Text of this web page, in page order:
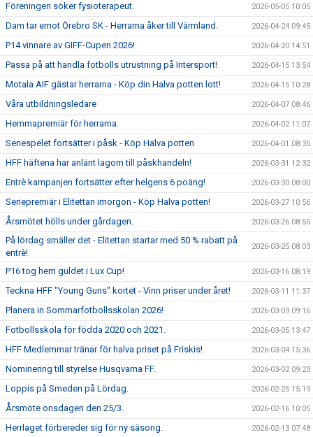
Föreningen söker fysioterapeut. 2026-05-05 10:05
Dam tar emot Örebro SK - Herrarna åker till Värmland. 2026-04-24 09:45
P14 vinnare av GIFF-Cupen 2026! 2026-04-20 14:51
Passa på att handla fotbolls utrustning på Intersport! 2026-04-15 13:54
Motala AIF gästar herrarna - Köp din Halva potten lott! 2026-04-15 10:28
Våra utbildningsledare 2026-04-07 08:46
Hemmapremiär för herrarna. 2026-04-02 11:07
Seriespelet fortsätter i påsk - Köp Halva potten 2026-04-01 08:35
HFF häftena har anlänt lagom till påskhandeln! 2026-03-31 12:32
Entrè kampanjen fortsätter efter helgens 6 poäng! 2026-03-30 08:00
Seriepremiär i Elitettan imorgon - Köp Halva potten! 2026-03-27 10:56
Årsmötet hölls under gårdagen. 2026-03-26 08:55
På lördag smäller det - Elitettan startar med 50 % rabatt på
entrè!
2026-03-25 08:03
P16 tog hem guldet i Lux Cup! 2026-03-16 08:19
Teckna HFF "Young Guns" kortet - Vinn priser under året! 2026-03-11 11:37
Planera in Sommarfotbollsskolan 2026! 2026-03-09 09:16
Fotbollsskola för födda 2020 och 2021. 2026-03-05 13:47
HFF Medlemmar tränar för halva priset på Friskis! 2026-03-04 15:36
Nominering till styrelse Husqvarna FF. 2026-03-02 09:23
Loppis på Smeden på Lördag. 2026-02-25 15:19
Årsmöte onsdagen den 25/3. 2026-02-16 10:05
Herrlaget förbereder sig för ny säsong. 2026-02-13 07:48